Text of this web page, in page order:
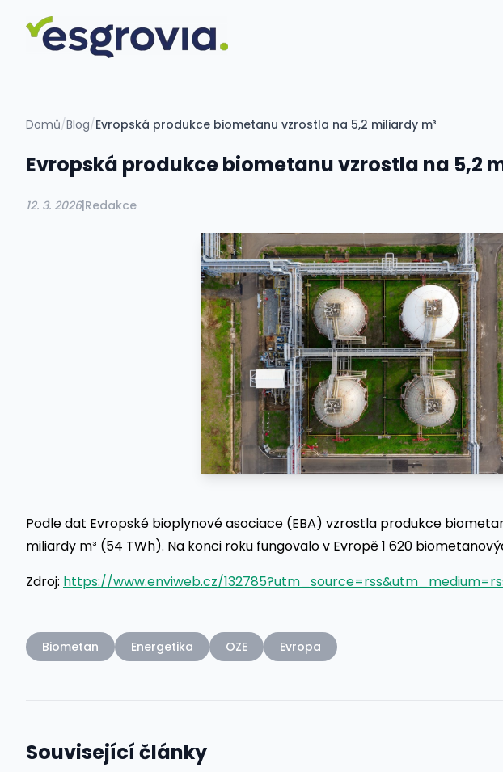
Domů/Blog/Evropská produkce biometanu vzrostla na 5,2 miliardy m³
Evropská produkce biometanu vzrostla na 5,2
12. 3. 2026|Redakce
Podle dat Evropské bioplynové asociace (EBA) vzrostla produkce
miliardy m³ (54 TWh). Na konci roku fungovalo v Evropě 1 620
Zdroj: https://www.enviweb.cz/
Biometan Energetika OZE Evropa
Související články